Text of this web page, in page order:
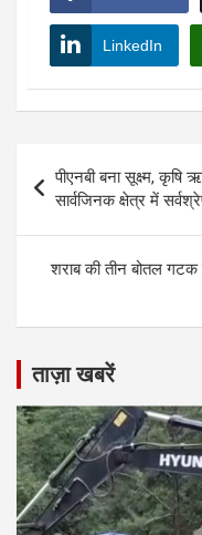
LinkedIn
navigation
पीएनबी बना सूक्ष्म, कृषि
सार्वजिनक क्षेत्र में
शराब की तीन बोतल
ताज़ा खबरें